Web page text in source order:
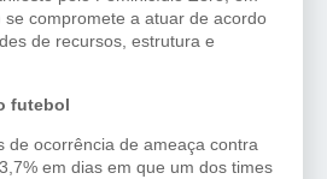
compromete a atuar de acordo
de recursos, estrutura e
futebol
de ocorrência de ameaça contra
em dias em que um dos times